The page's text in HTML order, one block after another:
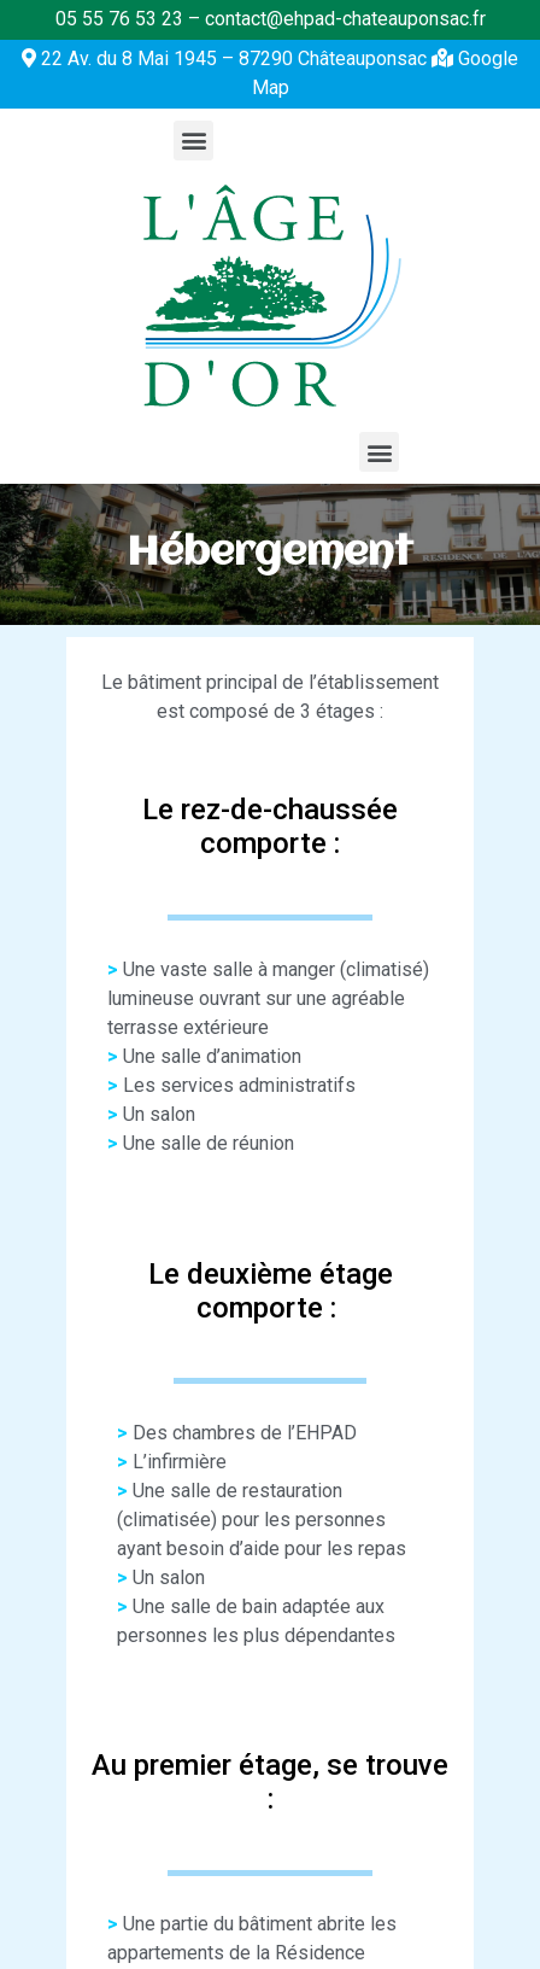
05 55 76 53 23 – contact@ehpad-chateauponsac.fr
22 Av. du 8 Mai 1945 – 87290 Châteauponsac
Google
Map
Hébergement
Le bâtiment principal de l’établissement
est composé de 3 étages :
Le rez-de-chaussée
comporte :
> Une vaste salle à manger (climatisé)
lumineuse ouvrant sur une agréable
terrasse extérieure
> Une salle d’animation
> Les services administratifs
> Un salon
> Une salle de réunion
Le deuxième étage
comporte :
> Des chambres de l’EHPAD
> L’infirmière
> Une salle de restauration
(climatisée) pour les personnes
ayant besoin d’aide pour les repas
> Un salon
> Une salle de bain adaptée aux
personnes les plus dépendantes
Au premier étage, se trouve
:
> Une partie du bâtiment abrite les
appartements de la Résidence